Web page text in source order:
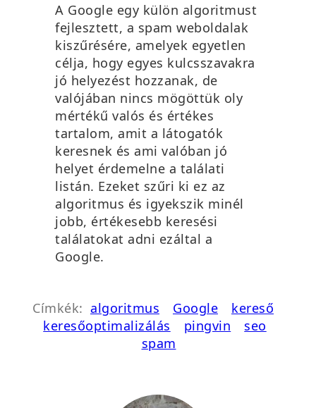
A Google egy külön algoritmust
fejlesztett, a spam weboldalak
kiszűrésére, amelyek egyetlen
célja, hogy egyes kulcsszavakra
jó helyezést hozzanak, de
valójában nincs mögöttük oly
mértékű valós és értékes
tartalom, amit a látogatók
keresnek és ami valóban jó
helyet érdemelne a találati
listán. Ezeket szűri ki ez az
algoritmus és igyekszik minél
jobb, értékesebb keresési
találatokat adni ezáltal a
Google.
Címkék: algoritmus Google
kereső
keresőoptimalizálás
pingvin
seo
spam